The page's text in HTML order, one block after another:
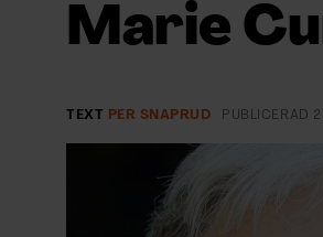
LYSSNA/PODD
SHOP
KONTAKTA F&F
Marie
TEXT PER SNAPRUD PUBLICERAD